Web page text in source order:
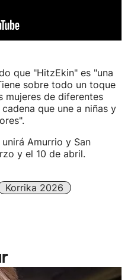
que "HitzEkin" es "una
sobre todo un toque
mujeres de diferentes
que une a niñas y
Amurrio y San
y el 10 de abril.
Korrika 2026